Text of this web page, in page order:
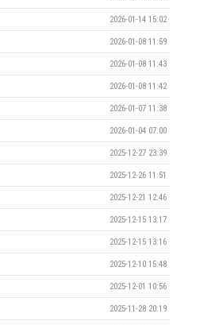
2026-01-14 15:02
2026-01-08 11:59
2026-01-08 11:43
2026-01-08 11:42
2026-01-07 11:38
2026-01-04 07:00
2025-12-27 23:39
2025-12-26 11:51
2025-12-21 12:46
2025-12-15 13:17
2025-12-15 13:16
2025-12-10 15:48
2025-12-01 10:56
2025-11-28 20:19